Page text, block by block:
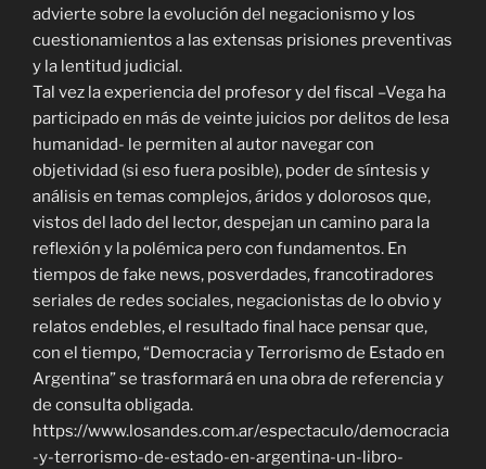
advierte sobre la evolución del negacionismo y los
cuestionamientos a las extensas prisiones preventivas
y la lentitud judicial.
Tal vez la experiencia del profesor y del fiscal –Vega ha
participado en más de veinte juicios por delitos de lesa
humanidad- le permiten al autor navegar con
objetividad (si eso fuera posible), poder de síntesis y
análisis en temas complejos, áridos y dolorosos que,
vistos del lado del lector, despejan un camino para la
reflexión y la polémica pero con fundamentos. En
tiempos de fake news, posverdades, francotiradores
seriales de redes sociales, negacionistas de lo obvio y
relatos endebles, el resultado final hace pensar que,
con el tiempo, “Democracia y Terrorismo de Estado en
Argentina” se trasformará en una obra de referencia y
de consulta obligada.
https://www.losandes.com.ar/espectaculo/democracia
-y-terrorismo-de-estado-en-argentina-un-libro-